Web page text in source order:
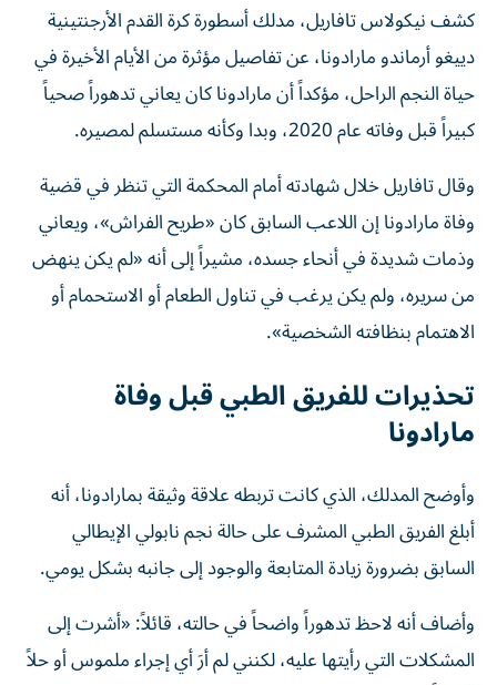
كشف نيكولاس تافاريل، مدلك أسطورة كرة القدم الأرجنتينية
دييغو أرماندو مارادونا، عن تفاصيل مؤثرة من الأيام الأخيرة في
حياة النجم الراحل، مؤكداً أن مارادونا كان يعاني تدهوراً صحياً
كبيراً قبل وفاته عام 2020، وبدا وكأنه مستسلم لمصيره.
وقال تافاريل خلال شهادته أمام المحكمة التي تنظر في قضية
وفاة مارادونا إن اللاعب السابق كان «طريح الفراش»، ويعاني
وذمات شديدة في أنحاء جسده، مشيراً إلى أنه «لم يكن ينهض
من سريره، ولم يكن يرغب في تناول الطعام أو الاستحمام أو
الاهتمام بنظافته الشخصية».
تحذيرات للفريق الطبي قبل وفاة
مارادونا
وأوضح المدلك، الذي كانت تربطه علاقة وثيقة بمارادونا، أنه
أبلغ الفريق الطبي المشرف على حالة نجم نابولي الإيطالي
السابق بضرورة زيادة المتابعة والوجود إلى جانبه بشكل يومي.
وأضاف أنه لاحظ تدهوراً واضحاً في حالته، قائلاً: «أشرت إلى
المشكلات التي رأيتها عليه، لكنني لم أرَ أي إجراء ملموس أو حلاً